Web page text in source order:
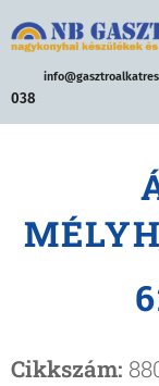
038
Cikkszám: